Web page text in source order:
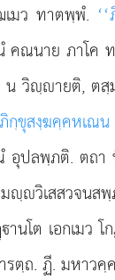
มว ทาตพฺพํ.
คณนาย ภาโค
วิฺายติ, ตสฺ
กฺขุสงฺฆคฺคหเณ
อุปลพฺภติ. ตถ
ฺวิเสสวจนส
านโต เอกเมว
รตฺถ. ฏี. มหาว